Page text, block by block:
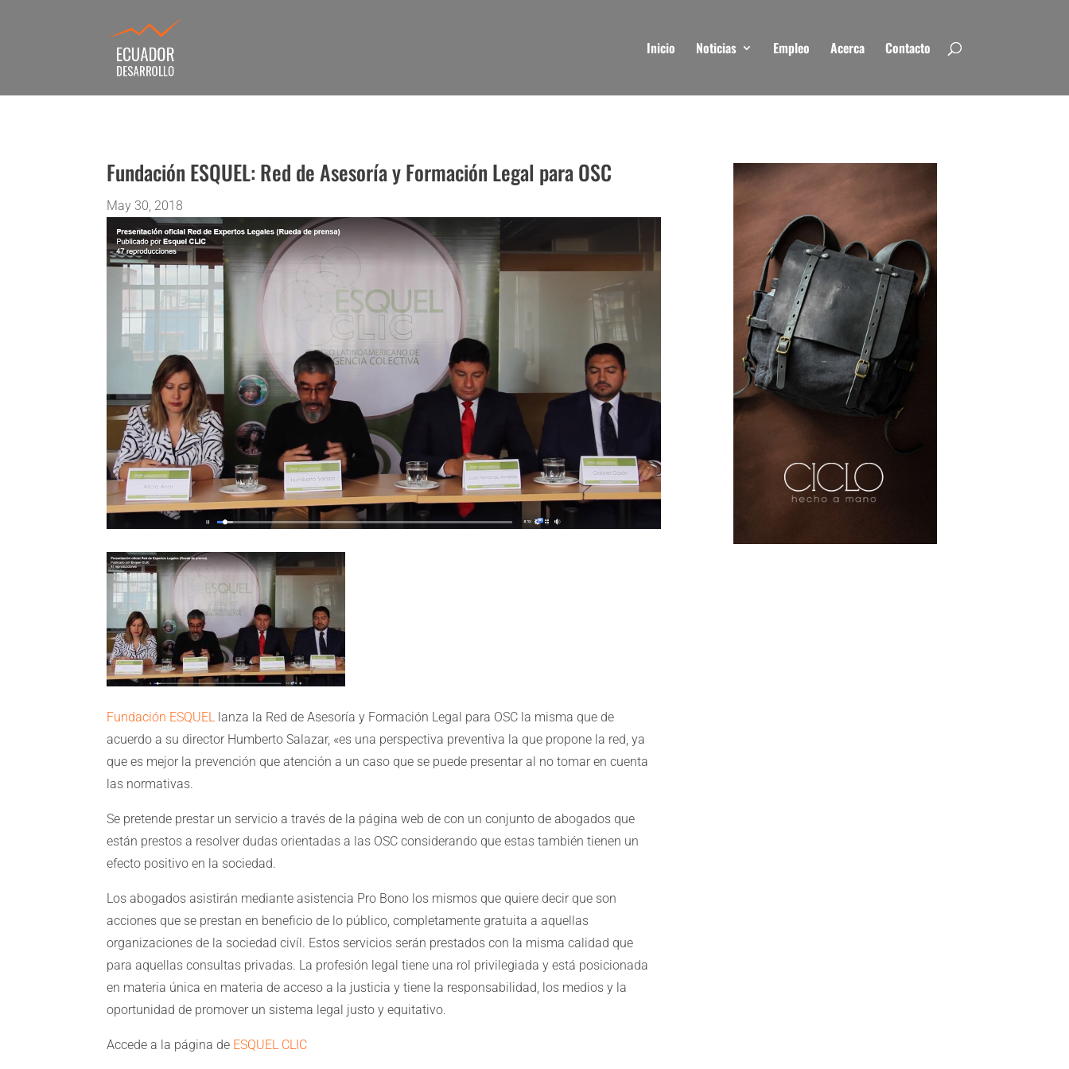
Inicio Noticias Empleo Acerca Contacto
Fundación ESQUEL: Red de Asesoría y Formación Legal para OSC
May 30, 2018
Fundación ESQUEL lanza la Red de Asesoría y Formación Legal para OSC la misma que de
acuerdo a su director Humberto Salazar, «es una perspectiva preventiva la que propone la red, ya
que es mejor la prevención que atención a un caso que se puede presentar al no tomar en cuenta
las normativas.
Se pretende prestar un servicio a través de la página web de con un conjunto de abogados que
están prestos a resolver dudas orientadas a las OSC considerando que estas también tienen un
efecto positivo en la sociedad.
Los abogados asistirán mediante asistencia Pro Bono los mismos que quiere decir que son
acciones que se prestan en beneficio de lo público, completamente gratuita a aquellas
organizaciones de la sociedad civíl. Estos servicios serán prestados con la misma calidad que
para aquellas consultas privadas. La profesión legal tiene una rol privilegiada y está posicionada
en materia única en materia de acceso a la justicia y tiene la responsabilidad, los medios y la
oportunidad de promover un sistema legal justo y equitativo.
Accede a la página de ESQUEL CLIC